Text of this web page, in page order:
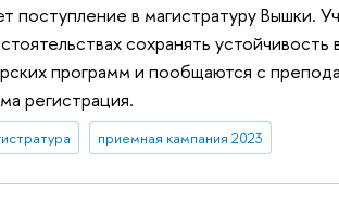
поступление в магистратуру Вышки.
сохранять устойчивость
программ и пообщаются с
регистрация.
приемная кампания 2023